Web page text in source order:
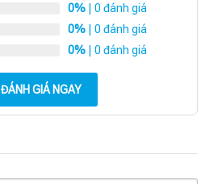
0% | 0 đánh giá
0% | 0 đánh giá
0% | 0 đánh giá
ĐÁNH GIÁ NGAY